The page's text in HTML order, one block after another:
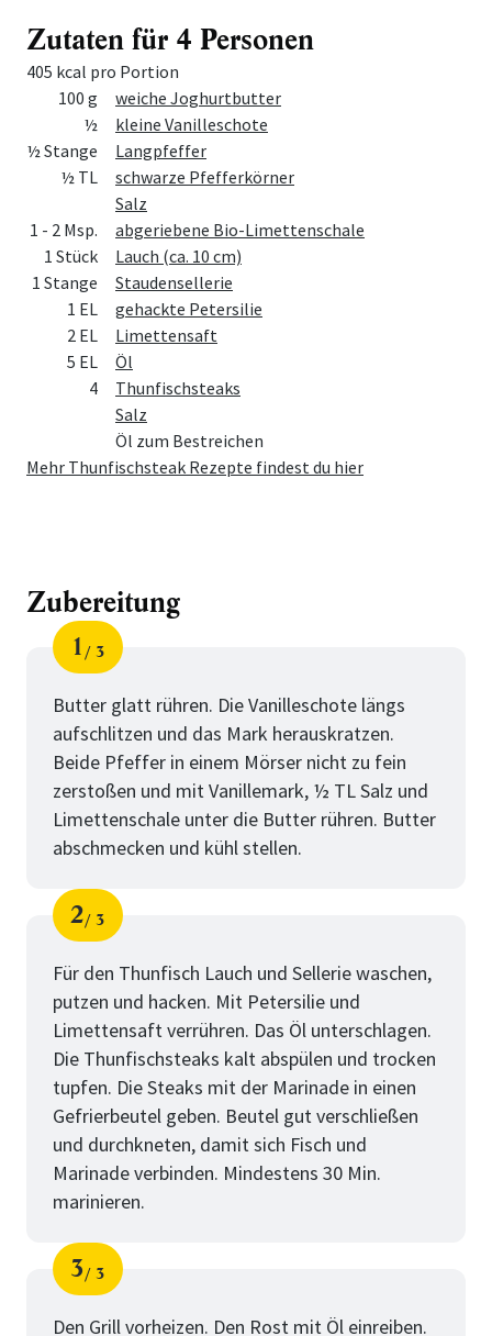
Zutaten für 4 Personen
405 kcal pro Portion
MengeZutat
100 g
weiche Joghurtbutter
½
kleine Vanilleschote
½ Stange
Langpfeffer
½ TL
schwarze Pfefferkörner
Salz
1 - 2 Msp.
abgeriebene Bio-Limettenschale
1 Stück
Lauch (ca. 10 cm)
1 Stange
Staudensellerie
1 EL
gehackte Petersilie
2 EL
Limettensaft
5 EL
Öl
4
Thunfischsteaks
Salz
Öl zum Bestreichen
Mehr Thunfischsteak Rezepte findest du hier
Zubereitung
Schritt
1
von
3
Butter glatt rühren. Die Vanilleschote längs
aufschlitzen und das Mark herauskratzen.
Beide Pfeffer in einem Mörser nicht zu fein
zerstoßen und mit Vanillemark, ½ TL Salz und
Limettenschale unter die Butter rühren. Butter
abschmecken und kühl stellen.
Schritt
2
von
3
Für den Thunfisch Lauch und Sellerie waschen,
putzen und hacken. Mit Petersilie und
Limettensaft verrühren. Das Öl unterschlagen.
Die Thunfischsteaks kalt abspülen und trocken
tupfen. Die Steaks mit der Marinade in einen
Gefrierbeutel geben. Beutel gut verschließen
und durchkneten, damit sich Fisch und
Marinade verbinden. Mindestens 30 Min.
marinieren.
Schritt
3
von
3
Den Grill vorheizen. Den Rost mit Öl einreiben.